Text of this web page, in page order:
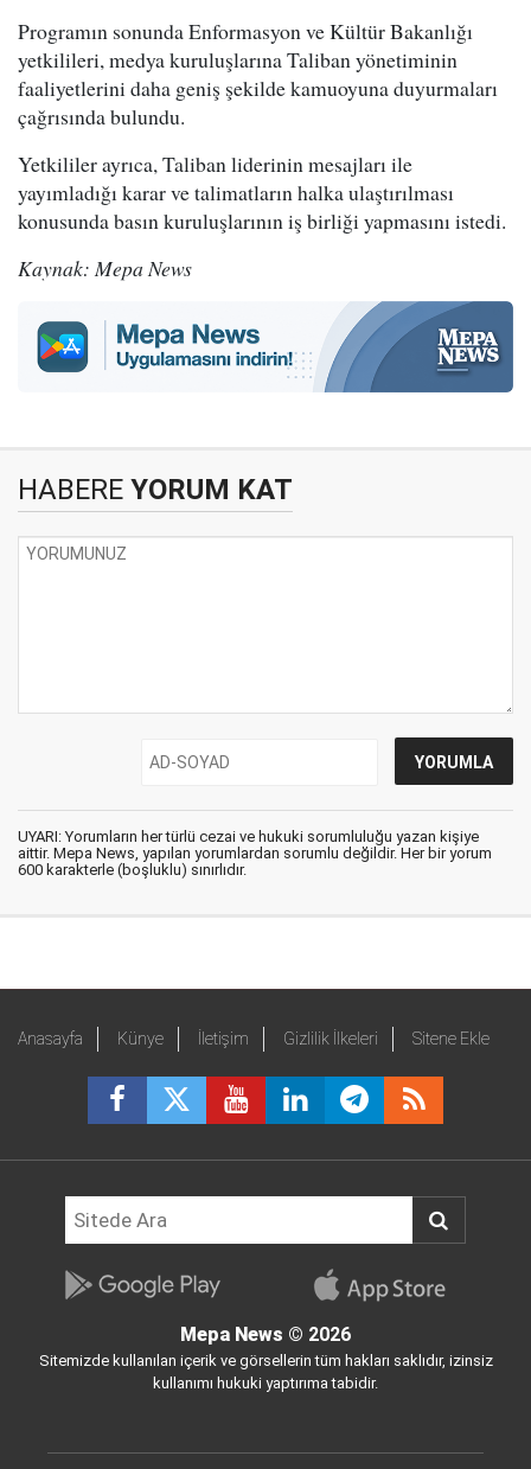
Programın sonunda Enformasyon ve Kültür Bakanlığı
yetkilileri, medya kuruluşlarına Taliban yönetiminin
faaliyetlerini daha geniş şekilde kamuoyuna duyurmaları
çağrısında bulundu.
Yetkililer ayrıca, Taliban liderinin mesajları ile
yayımladığı karar ve talimatların halka ulaştırılması
konusunda basın kuruluşlarının iş birliği yapmasını istedi.
Kaynak: Mepa News
HABERE YORUM KAT
UYARI: Yorumların her türlü cezai ve hukuki sorumluluğu yazan kişiye
aittir. Mepa News, yapılan yorumlardan sorumlu değildir. Her bir yorum
600 karakterle (boşluklu) sınırlıdır.
Anasayfa Künye İletişim Gizlilik İlkeleri Sitene Ekle
Mepa News © 2026
Sitemizde kullanılan içerik ve görsellerin tüm hakları saklıdır, izinsiz
kullanımı hukuki yaptırıma tabidir.